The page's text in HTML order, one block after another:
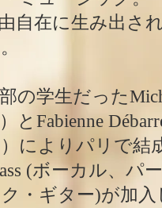
自在に生み出さ
の学生だった
とFabienne
によりパリで結
(ボーカル、パ
・ギター)が加